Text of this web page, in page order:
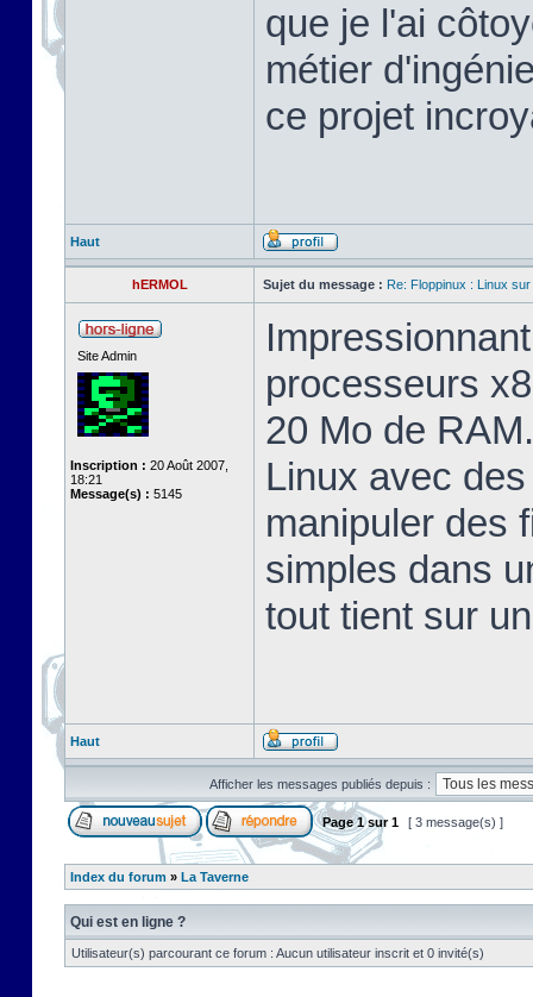
que je l'ai
métier
ce projet
Haut
hERMOL Sujet du message : Re: Floppinux : Linux
Site Admin
Inscription : 20 Août 2007,
18:21
Message(s) : 5145
processeurs
20 Mo de
Linux avec
manipuler des
simples dans
tout tient sur
Haut
Afficher les messages publiés depuis :
Page1sur1 [ 3 message(s) ]
Index du forum » La Taverne
Qui est en ligne ?
Utilisateur(s) parcourant ce forum : Aucun utilisateur inscrit et 0 invité(s)